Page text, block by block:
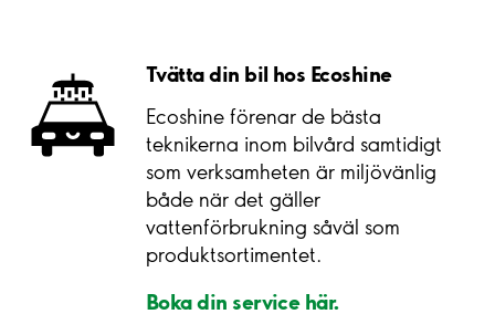
Tvätta din bil hos Ecoshine
Ecoshine förenar de bästa
teknikerna inom bilvård samtidigt
som verksamheten är miljövänlig
både när det gäller
vattenförbrukning såväl som
produktsortimentet.
Boka din service här.